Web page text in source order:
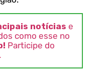
notícias e
como esse no
Participe do
.